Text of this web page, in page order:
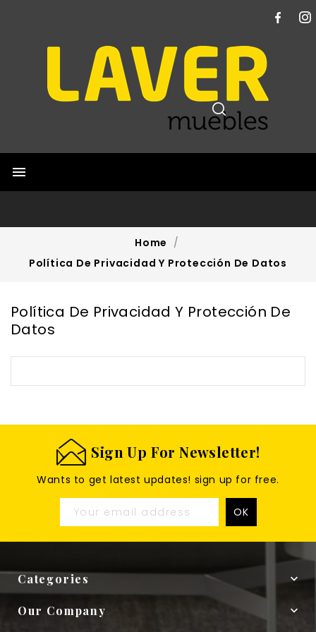

Home
Política De Privacidad Y Protección De Datos
Política De Privacidad Y Protección De
Datos
Sign Up For Newsletter!
Wants to get latest updates! sign up for free.
Categories 
Our Company 